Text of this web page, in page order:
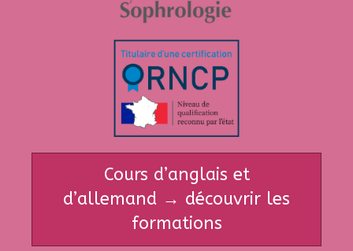
Cours d’anglais et
d’allemand → découvrir les
formations